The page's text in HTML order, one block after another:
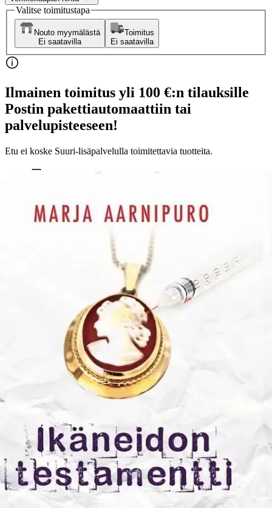
Valitse toimitustapa
Nouto myymälästä
Ei saatavilla
Toimitus
Ei saatavilla
Ilmainen toimitus yli 100 €:n tilauksille
Postin pakettiautomaattiin tai
palvelupisteeseen!
Etu ei koske Suuri‑lisäpalvelulla toimitettavia tuotteita.
Tarkista myymäläsaatavuus
Kokeneen toimittajan nenä haistaa murhajutun. Viikko-lehden
toimittaja Kaarina Riikonen ajautuu jälleen murhajutun pyörteisiin,
kun samassa kerrostalossa asuva ikäneito yllättäen kuolee. Uupuiko
vanha apteekkari vatsatautinsa jälkiseurauksiin vai surmattiinko
hänet? Riikonen alkaa tutkia asiaa rikostoimittajakollegansa kanssa.
Kaarinan haastattelijantaidoista, suhteista ja loputtomasta
uteliaisuudesta on jälleen hyötyä asian ratkaisemisessa.
ikäisen naistoimittajan perhe-elämäkin järkkyy rikostutkinnan
tuoksinassa, eikä mustasukkaisuudeltakaan säästytä. Ikäneidon
testamentti on Apu-lehden päätoimittajan Marja Aarnipuron
viihdyttävän ja kutkuttavan jännittävän Kaarina Riikonen ratkaisee -
sarjan toinen, itsenäinen osa.
Näytä lisää tuotekuvausta